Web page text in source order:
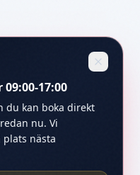
17:00
du kan boka direkt
nu. Vi
nästa